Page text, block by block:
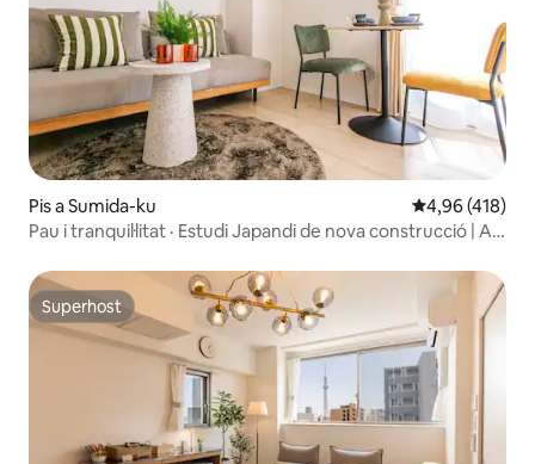
Pis a Sumida-ku 4,96 de
4,96 (418)
Pau i tranquil·litat · Estudi Japandi de nova construcció | A
| Emmagatzematge d'equipatge
Superhost
Superhost